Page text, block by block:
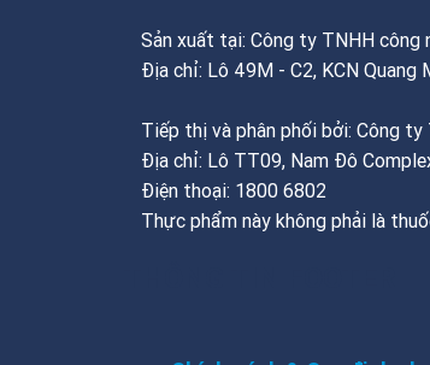
Sản xuất tại: Công ty TNHH công
Địa chỉ: Lô 49M - C2, KCN Quang
Tiếp thị và phân phối bởi: Công
Địa chỉ: Lô TT09, Nam Đô
Điện thoại: 1800 6802
Thực phẩm này không phải là